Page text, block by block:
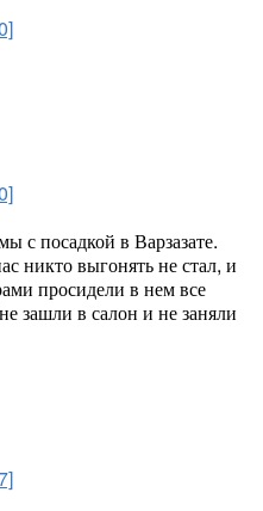
с посадкой в Варзазате.
никто выгонять не стал, и
просидели в нем все
зашли в салон и не заняли